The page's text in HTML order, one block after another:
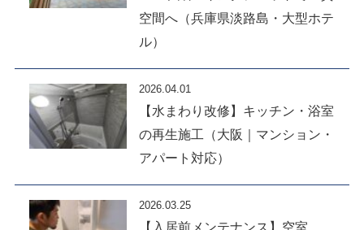
空間へ（兵庫県淡路島・大型ホテ
ル）
2026.04.01
【水まわり改修】キッチン・浴室
の再生施工（大阪｜マンション・
アパート対応）
2026.03.25